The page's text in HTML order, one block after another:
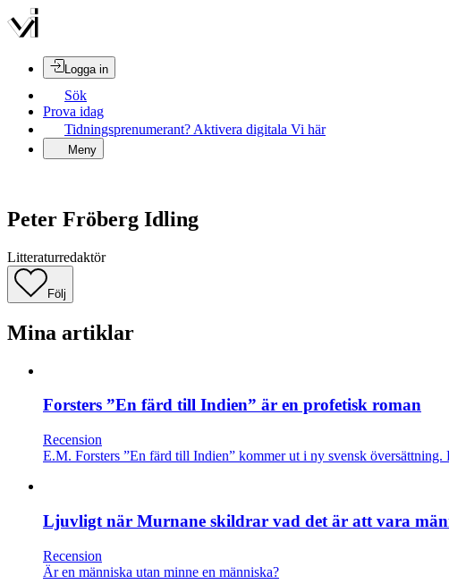
Logga in
Sök
Prova idag
Tidningsprenumerant? Aktivera digitala Vi här
Meny
Peter Fröberg Idling
Litteraturredaktör
Följ
Mina artiklar
Forsters ”En färd till Indien” är en profetisk roman
Recension
E.M. Forsters ”En färd till Indien” kommer ut i ny svensk översättning.
Ljuvligt när Murnane skildrar vad det är att vara
Recension
Är en människa utan minne en människa?